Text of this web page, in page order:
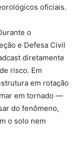
oficiais.
o
e Defesa Civil
diretamente
risco. Em
em rotação
em tornado —
do fenômeno,
o solo nem